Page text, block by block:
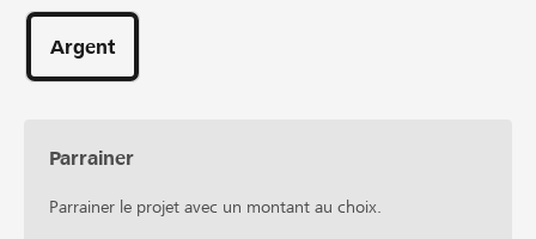
Parrainages
Argent
Parrainer
Parrainer le projet avec un montant au choix.